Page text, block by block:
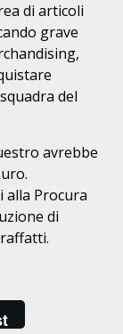
di articoli
grave
del
avrebbe
Procura
di